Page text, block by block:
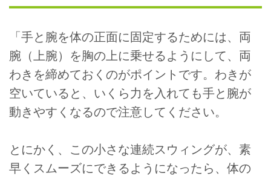
「手と腕を体の正面に固定するためには、両
腕（上腕）を胸の上に乗せるようにして、両
わきを締めておくのがポイントです。わきが
空いていると、いくら力を入れても手と腕が
動きやすくなるので注意してください。
とにかく、この小さな連続スウィングが、素
早くスムーズにできるようになったら、体の